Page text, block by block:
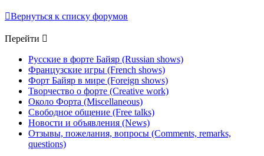
Вернуться к списку форумов
Перейти
Русские в форте Байяр (Russian shows)
Французские игры (French shows)
Форт Байяр в мире (Foreign shows)
Творчество о форте (Creative work)
Около Форта (Miscellaneous)
Свободное общение (Free talks)
Новости и объявления (News)
Отзывы, пожелания, вопросы (Comments, remarks,
questions)